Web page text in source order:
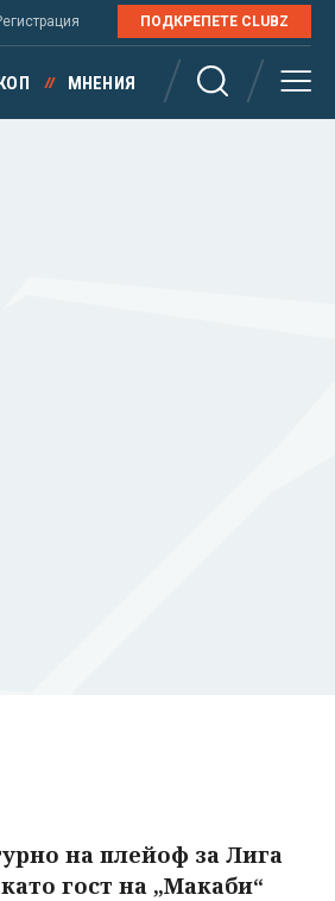
ПОДКРЕПЕТЕ CLUBZ
МНЕНИЯ
на плейоф за Лига
гост на „Макаби“